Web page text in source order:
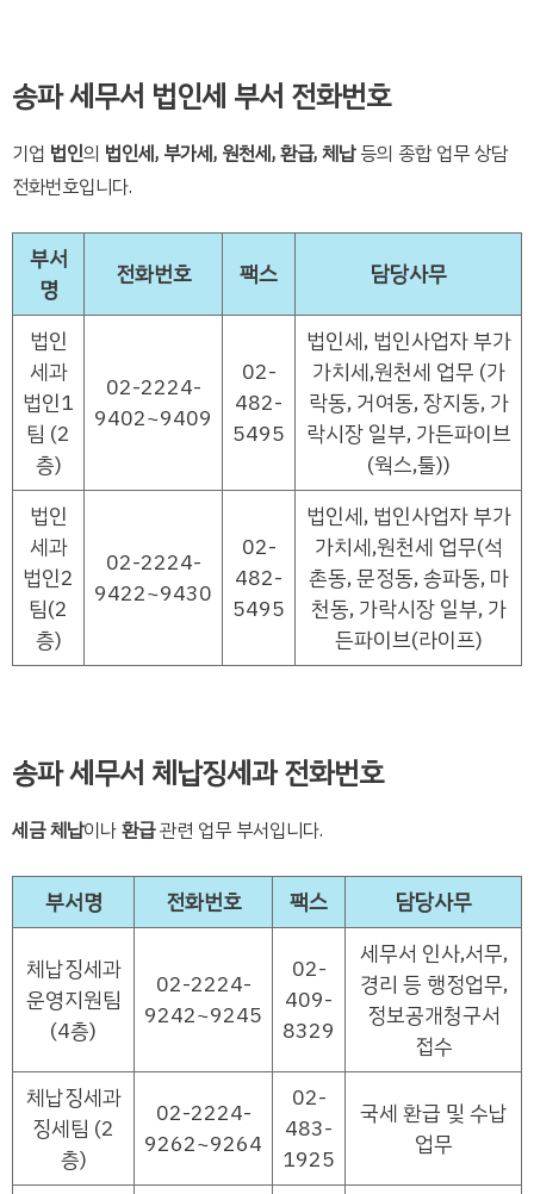
송파 세무서 법인세 부서 전화번호
기업 법인의 법인세, 부가세, 원천세, 환급, 체납등의 종합 업무 상담
전화번호입니다.
부서
명
전화번호 팩스 담당사무
법인
세과
법인1
팀 (2
층)
02-2224-
9402~9409
02-
482-
5495
법인세, 법인사업자 부가
가치세,원천세 업무 (가
락동, 거여동, 장지동, 가
락시장 일부, 가든파이브
(웍스,툴))
법인
세과
법인2
팀(2
층)
02-2224-
9422~9430
02-
482-
5495
법인세, 법인사업자 부가
가치세,원천세 업무(석
촌동, 문정동, 송파동, 마
천동, 가락시장 일부, 가
든파이브(라이프)
송파 세무서 체납징세과 전화번호
세금 체납이나환급관련 업무 부서입니다.
부서명 전화번호 팩스 담당사무
체납징세과
운영지원팀
(4층)
02-2224-
9242~9245
02-
409-
8329
세무서 인사,서무,
경리 등 행정업무,
정보공개청구서
접수
체납징세과
징세팀 (2
층)
02-2224-
9262~9264
02-
483-
1925
국세 환급 및 수납
업무